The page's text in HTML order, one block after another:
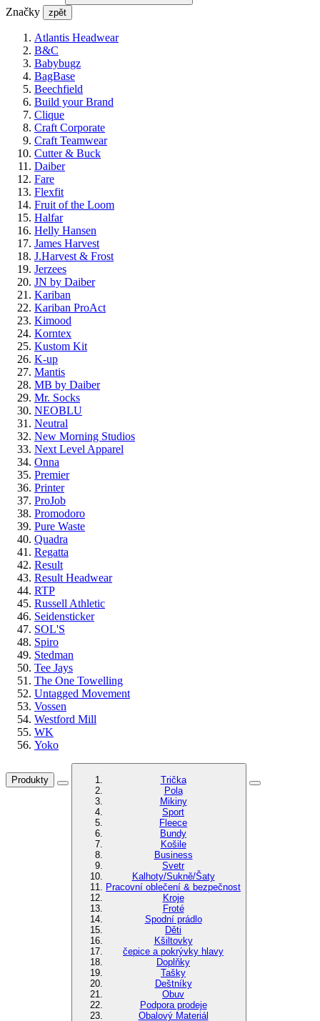
Značky zpět
Atlantis Headwear
B&C
Babybugz
BagBase
Beechfield
Build your Brand
Clique
Craft Corporate
Craft Teamwear
Cutter & Buck
Daiber
Fare
Flexfit
Fruit of the Loom
Halfar
Helly Hansen
James Harvest
J.Harvest & Frost
Jerzees
JN by Daiber
Kariban
Kariban ProAct
Kimood
Korntex
Kustom Kit
K-up
Mantis
MB by Daiber
Mr. Socks
NEOBLU
Neutral
New Morning Studios
Next Level Apparel
Onna
Premier
Printer
ProJob
Promodoro
Pure Waste
Quadra
Regatta
Result
Result Headwear
RTP
Russell Athletic
Seidensticker
SOL'S
Spiro
Stedman
Tee Jays
The One Towelling
Untagged Movement
Vossen
Westford Mill
WK
Yoko
Produkty
Trička
Pola
Mikiny
Sport
Fleece
Bundy
Košile
Business
Svetr
Kalhoty/Sukně/Šaty
Pracovní oblečení & bezpečnost
Kroje
Froté
Spodní prádlo
Děti
Kšiltovky
čepice a pokrývky hlavy
Doplňky
Tašky
Deštníky
Obuv
Podpora prodeje
Obalový Materiál